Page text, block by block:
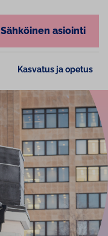
Sähköinen asiointi
Kasvatus ja opetus